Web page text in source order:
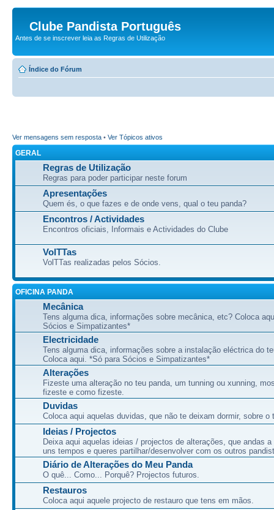
Clube Pandista Português
Antes de se inscrever leia as Regras de Utilização
Índice do Fórum
Ver mensagens sem resposta • Ver Tópicos ativos
GERAL
Regras de Utilização
Regras para poder participar neste forum
Apresentações
Quem és, o que fazes e de onde vens, qual o teu panda?
Encontros / Actividades
Encontros oficiais, Informais e Actividades do Clube
VolTTas
VolTTas realizadas pelos Sócios.
OFICINA PANDA
Mecânica
Tens alguma dica, informações sobre mecânica, etc? Coloca
Sócios e Simpatizantes*
Electricidade
Tens alguma dica, informações sobre a instalação eléctrica do
Coloca aqui. *Só para Sócios e Simpatizantes*
Alterações
Fizeste uma alteração no teu panda, um tunning ou xunning,
fizeste e como fizeste.
Duvidas
Coloca aqui aquelas duvidas, que não te deixam dormir, sobre o
Ideias / Projectos
Deixa aqui aquelas ideias / projectos de alterações, que andas a
uns tempos e queres partilhar/desenvolver com os outros
Diário de Alterações do Meu Panda
O quê... Como... Porquê? Projectos futuros.
Restauros
Coloca aqui aquele projecto de restauro que tens em mãos.